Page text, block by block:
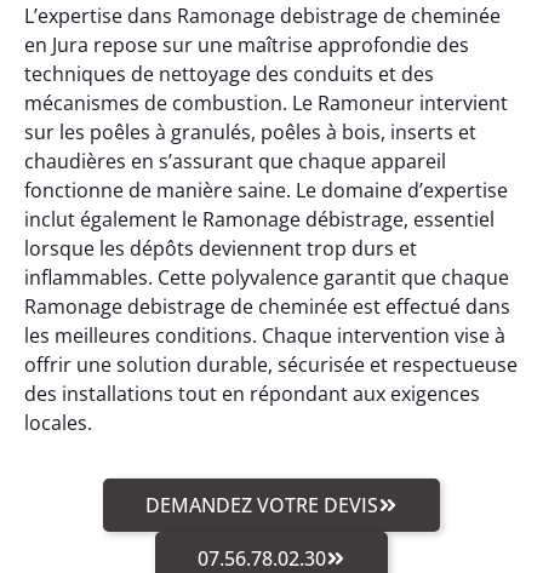
L’expertise dans Ramonage debistrage de cheminée
en Jura repose sur une maîtrise approfondie des
techniques de nettoyage des conduits et des
mécanismes de combustion. Le Ramoneur intervient
sur les poêles à granulés, poêles à bois, inserts et
chaudières en s’assurant que chaque appareil
fonctionne de manière saine. Le domaine d’expertise
inclut également le Ramonage débistrage, essentiel
lorsque les dépôts deviennent trop durs et
inflammables. Cette polyvalence garantit que chaque
Ramonage debistrage de cheminée est effectué dans
les meilleures conditions. Chaque intervention vise à
offrir une solution durable, sécurisée et respectueuse
des installations tout en répondant aux exigences
locales.
DEMANDEZ VOTRE DEVIS
07.56.78.02.30